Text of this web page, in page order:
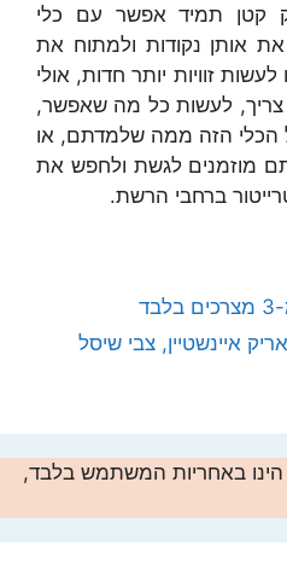
קטן תמיד אפשר עם כלי
אותן נקודות ולמתוח את
זוויות יותר חדות, אולי
צריך, לעשות כל מה שאפשר,
הזה ממה שלמדתם, או
מוזמנים לגשת ולחפש את
ברחבי הרשת.
איינשטיין, צבי שיסל
באחריות המשתמש בלבד,